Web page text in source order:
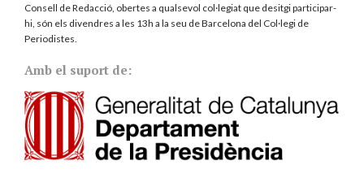
Consell de Redacció, obertes a qualsevol col·legiat que desitgi participar-
hi, són els divendres a les 13h a la seu de Barcelona del Col·legi de
Periodistes.
Amb el suport de: